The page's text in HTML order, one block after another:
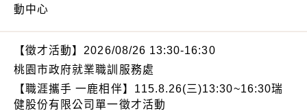
動中心
【徵才活動】2026/08/26 13:30-16:30
桃園市政府就業職訓服務處
【職涯攜手 一鹿相伴】115.8.26(三)13:30~16:30瑞
健股份有限公司單一徵才活動